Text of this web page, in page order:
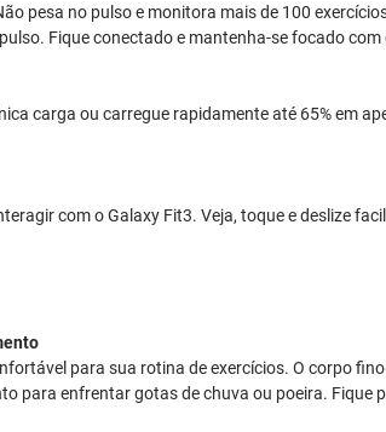
pesa no pulso e monitora mais de 100
Fique conectado e mantenha-se focado com
carga ou carregue rapidamente até 65% em
com o Galaxy Fit3. Veja, toque e deslize
para sua rotina de exercícios. O corpo
para enfrentar gotas de chuva ou poeira. Fique